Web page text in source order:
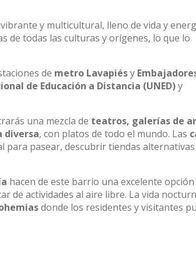
y multicultural, lleno de vida y
de todas las culturas y orígenes, lo que lo
de metro Lavapiésy
de Educación a Distancia (UNED)y
una mezcla de teatros, galerías de
diversa, con platos de todo el mundo. Las
para pasear, descubrir tiendas
hacen de este barrio una excelente
de actividades al aire libre. La vida
donde los residentes y visitantes